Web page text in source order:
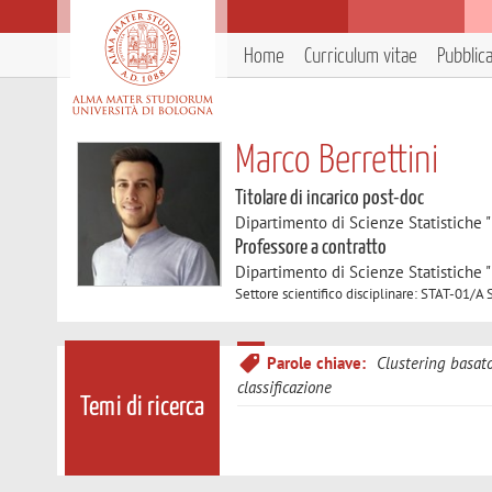
Home Curriculum vitae
Marco Berrettini
Titolare di incarico post-doc
Dipartimento di Scienze Statistiche
Professore a contratto
Dipartimento di Scienze Statistiche
Settore scientifico disciplinare: STAT-01/A
Temi di ricerca
Parole chiave: Clustering
classificazione